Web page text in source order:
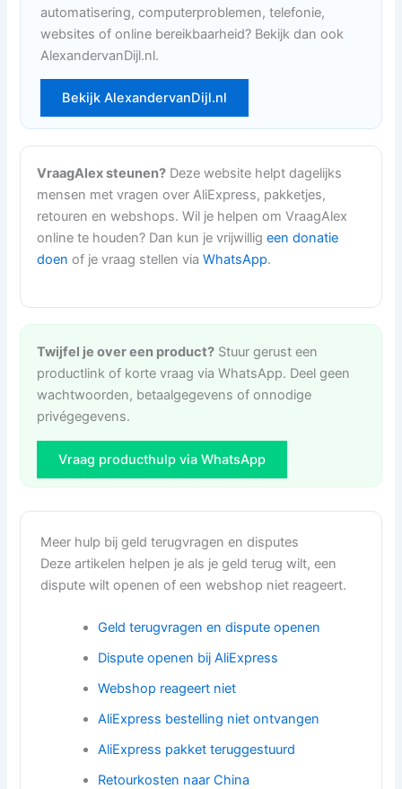
automatisering, computerproblemen, telefonie,
websites of online bereikbaarheid? Bekijk dan ook
AlexandervanDijl.nl.
Bekijk AlexandervanDijl.nl
VraagAlex steunen? Deze website helpt dagelijks
mensen met vragen over AliExpress, pakketjes,
retouren en webshops. Wil je helpen om VraagAlex
online te houden? Dan kun je vrijwilligeen donatie
doen of je vraag stellen viaWhatsApp.
Twijfel je over een product? Stuur gerust een
productlink of korte vraag via WhatsApp. Deel geen
wachtwoorden, betaalgegevens of onnodige
privégegevens.
Vraag producthulp via WhatsApp
Meer hulp bij geld terugvragen en disputes
Deze artikelen helpen je als je geld terug wilt, een
dispute wilt openen of een webshop niet reageert.
Geld terugvragen en dispute openen
Dispute openen bij AliExpress
Webshop reageert niet
AliExpress bestelling niet ontvangen
AliExpress pakket teruggestuurd
Retourkosten naar China